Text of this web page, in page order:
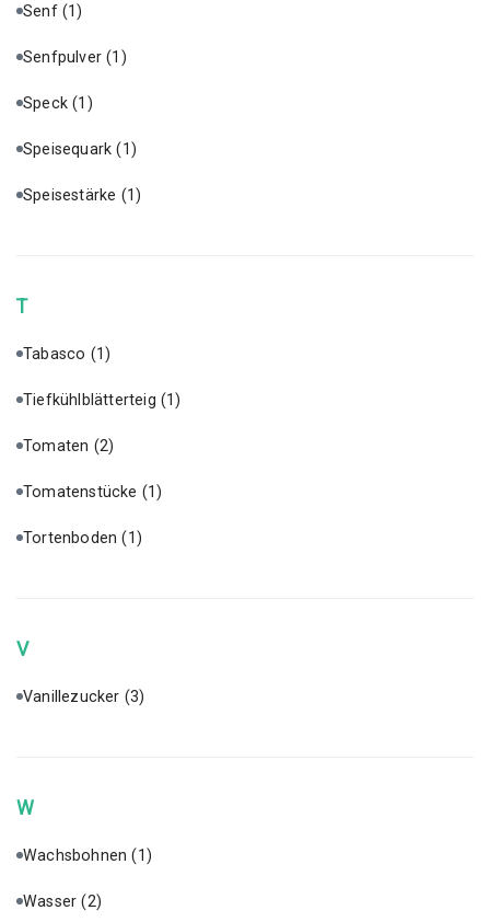
Senf (1)
Senfpulver(1)
Speck(1)
Speisequark(1)
Speisestärke (1)
T
Tabasco (1)
Tiefkühlblätterteig (1)
Tomaten (2)
Tomatenstücke (1)
Tortenboden(1)
V
Vanillezucker (3)
W
Wachsbohnen(1)
Wasser(2)